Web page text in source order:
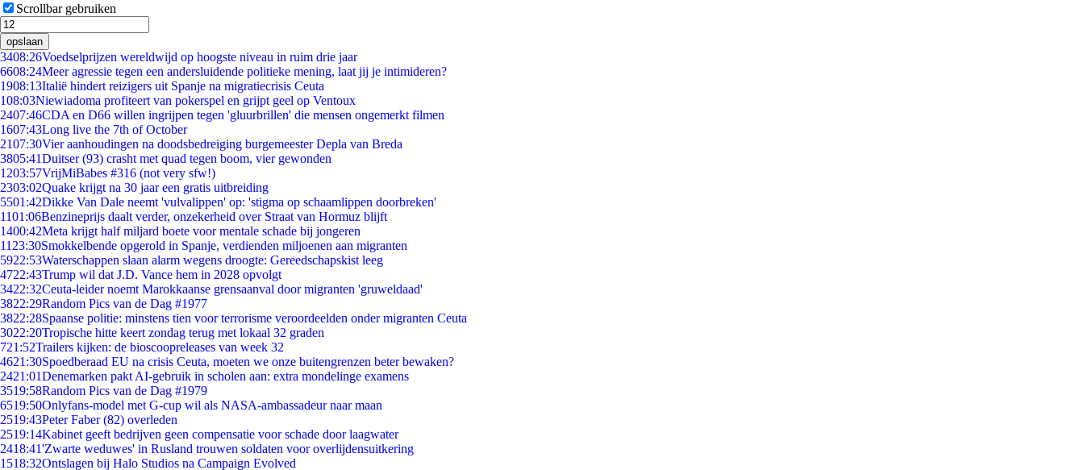
Scrollbar gebruiken
opslaan
3408:26Voedselprijzen wereldwijd op hoogste niveau in ruim drie jaar
6608:24Meer agressie tegen een andersluidende politieke mening, laat jij je intimideren?
1908:13Italië hindert reizigers uit Spanje na migratiecrisis Ceuta
108:03Niewiadoma profiteert van pokerspel en grijpt geel op Ventoux
2407:46CDA en D66 willen ingrijpen tegen 'gluurbrillen' die mensen ongemerkt filmen
1607:43Long live the 7th of October
2107:30Vier aanhoudingen na doodsbedreiging burgemeester Depla van Breda
3805:41Duitser (93) crasht met quad tegen boom, vier gewonden
1203:57VrijMiBabes #316 (not very sfw!)
2303:02Quake krijgt na 30 jaar een gratis uitbreiding
5501:42Dikke Van Dale neemt 'vulvalippen' op: 'stigma op schaamlippen doorbreken'
1101:06Benzineprijs daalt verder, onzekerheid over Straat van Hormuz blijft
1400:42Meta krijgt half miljard boete voor mentale schade bij jongeren
11 23:30Smokkelbende opgerold in Spanje, verdienden miljoenen aan migranten
5922:53Waterschappen slaan alarm wegens droogte: Gereedschapskist leeg
4722:43Trump wil dat J.D. Vance hem in 2028 opvolgt
3422:32Ceuta-leider noemt Marokkaanse grensaanval door migranten 'gruweldaad'
3822:29Random Pics van de Dag #1977
3822:28Spaanse politie: minstens tien voor terrorisme veroordeelden onder migranten Ceuta
3022:20Tropische hitte keert zondag terug met lokaal 32 graden
721:52Trailers kijken: de bioscoopreleases van week 32
4621:30Spoedberaad EU na crisis Ceuta, moeten we onze buitengrenzen beter bewaken?
2421:01Denemarken pakt AI-gebruik in scholen aan: extra mondelinge examens
3519:58Random Pics van de Dag #1979
6519:50Onlyfans-model met G-cup wil als NASA-ambassadeur naar maan
2519:43Peter Faber (82) overleden
2519:14Kabinet geeft bedrijven geen compensatie voor schade door laagwater
2418:41'Zwarte weduwes' in Rusland trouwen soldaten voor overlijdensuitkering
1518:32Ontslagen bij Halo Studios na Campaign Evolved